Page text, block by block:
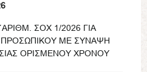
ΣΟΧ 1/2026 ΓΙΑ
ΜΕ ΣΥΝΑΨΗ
ΟΡΙΣΜΕΝΟΥ ΧΡΟΝΟΥ